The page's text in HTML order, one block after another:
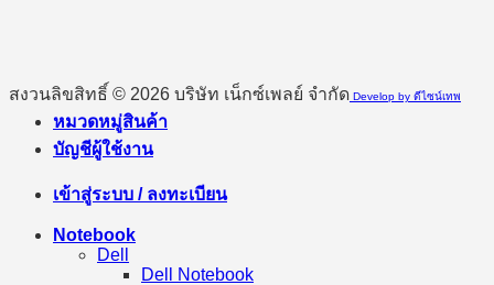
สงวนลิขสิทธิ์ © 2026 บริษัท เน็กซ์เพลย์ จำกัด Develop by ดีไซน์เทพ
หมวดหมู่สินค้า
บัญชีผู้ใช้งาน
เข้าสู่ระบบ / ลงทะเบียน
Notebook
Dell
Dell Notebook